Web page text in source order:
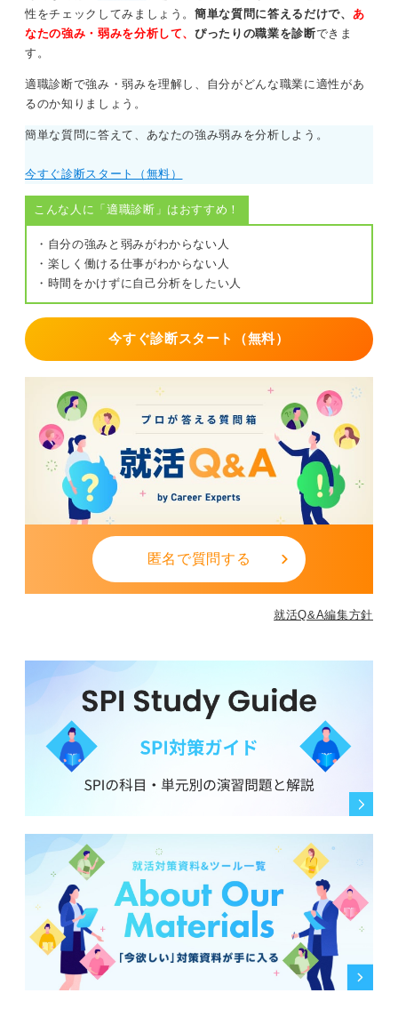
性をチェックしてみましょう。簡単な質問に答えるだけで、 あ
なたの強み・弱みを分析して、ぴったりの職業を診断できま
す。
適職診断で強み・弱みを理解し、自分がどんな職業に適性があ
るのか知りましょう。
簡単な質問に答えて、あなたの強み弱みを分析しよう。
今すぐ診断スタート（無料）
こんな人に「適職診断」はおすすめ！
・自分の強みと弱みがわからない人
・楽しく働ける仕事がわからない人
・時間をかけずに自己分析をしたい人
今すぐ診断スタート（無料）
匿名で質問する
就活Q&A編集方針